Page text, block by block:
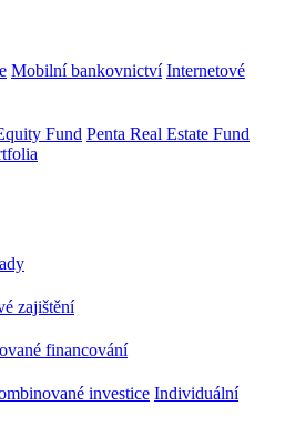
Mobilní bankovnictví Internetové
Fund Penta Real Estate Fund
zajištění
financování
investice Individuální